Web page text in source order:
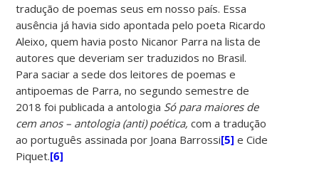
tradução de poemas seus em nosso país. Essa
ausência já havia sido apontada pelo poeta Ricardo
Aleixo, quem havia posto Nicanor Parra na lista de
autores que deveriam ser traduzidos no Brasil.
Para saciar a sede dos leitores de poemas e
antipoemas de Parra, no segundo semestre de
2018 foi publicada a antologia Só para maiores de
cem anos – antologia (anti) poética,com a tradução
ao português assinada por Joana Barrossi[5] e Cide
Piquet.[6]